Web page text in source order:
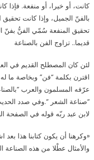
كانت، أو خيرا، أو منفعة.
بالفنّ الجميل، وإذا كانت
تحقيق المنفعة سُمّي الفنُّ بفنّ
قديما.. تزاوج الفن بالصناعة
لئن كان المصطلح القديم في
اقترن بكلمة “فن” وبخاصة ما له
عرّفه المسلمون والعرب
“صناعة الشعر “.وفي صدد
لابن عبد ربّه قوله في الصفحة
«وكرهنا أن يكون كتابنا هذا بعد
والأمثال عطْلا من هذه